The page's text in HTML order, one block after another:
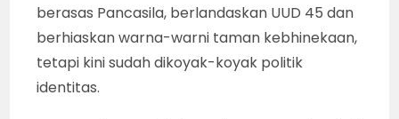
berasas Pancasila, berlandaskan UUD 45 dan
berhiaskan warna-warni taman kebhinekaan,
tetapi kini sudah dikoyak-koyak politik
identitas.